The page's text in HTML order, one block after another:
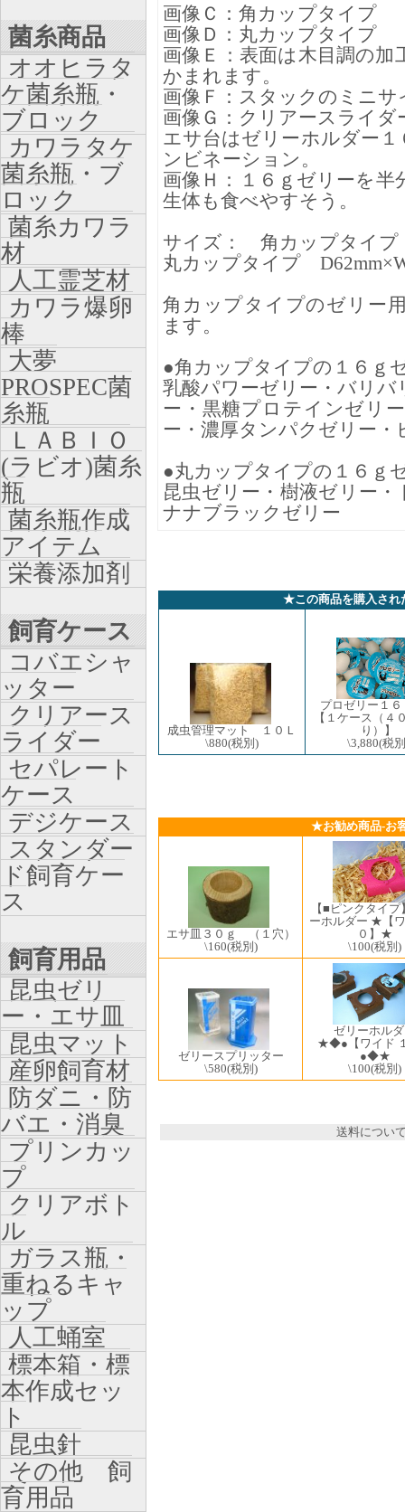
画像Ｃ：角カップタイプ
画像Ｄ：丸カップタイプ
画像Ｅ：表面は木目調の
かまれます。
画像Ｆ：スタックのミニ
画像Ｇ：クリアースライダ
エサ台はゼリーホルダー
ンビネーション。
画像Ｈ：１６ｇゼリーを
生体も食べやすそう。
サイズ： 角カップタイプ
丸カップタイプ
角カップタイプのゼリー
ます。
●角カップタイプの１６ｇ
乳酸パワーゼリー・バリ
ー・黒糖プロテインゼリ
ー・濃厚タンパクゼリー・
●丸カップタイプの１６
昆虫ゼリー・樹液ゼリー
ナナブラックゼリー
★この商品を購入され
成虫管理マット １０Ｌ
\880(税別)
プロゼリー
【１ケース（４
り）】
\3,880(税
★お勧め商品-お
エサ皿３０ｇ （１穴）
\160(税別)
【■ピンクタイプ
ーホルダー ★【
０】★
\100(税別)
ゼリースプリッター
\580(税別)
ゼリーホル
★◆●【ワイド
●◆★
\100(税別)
送料につい
菌糸商品
オオヒラタ
ケ菌糸瓶・
ブロック
カワラタケ
菌糸瓶・ブ
ロック
菌糸カワラ
材
人工霊芝材
カワラ爆卵
棒
大夢
PROSPEC菌
糸瓶
ＬＡＢＩＯ
(ラビオ)菌糸
瓶
菌糸瓶作成
アイテム
栄養添加剤
飼育ケース
コバエシャ
ッター
クリアース
ライダー
セパレート
ケース
デジケース
スタンダー
ド飼育ケー
ス
飼育用品
昆虫ゼリ
ー・エサ皿
昆虫マット
産卵飼育材
防ダニ・防
バエ・消臭
プリンカッ
プ
クリアボト
ル
ガラス瓶・
重ねるキャ
ップ
人工蛹室
標本箱・標
本作成セッ
ト
昆虫針
その他 飼
育用品